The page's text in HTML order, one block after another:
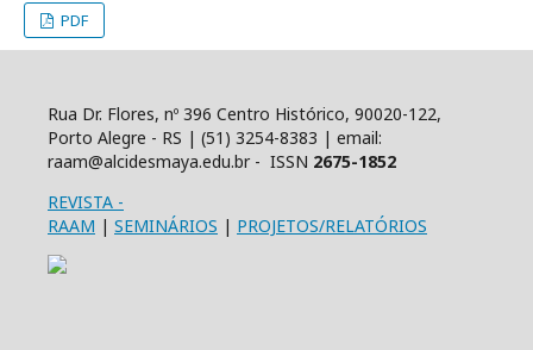
PDF
Rua Dr. Flores, nº 396 Centro Histórico, 90020-122,
Porto Alegre - RS | (51) 3254-8383 | email:
raam@alcidesmaya.edu.br - ISSN 2675-1852
REVISTA -
RAAM | SEMINÁRIOS | PROJETOS/RELATÓRIOS